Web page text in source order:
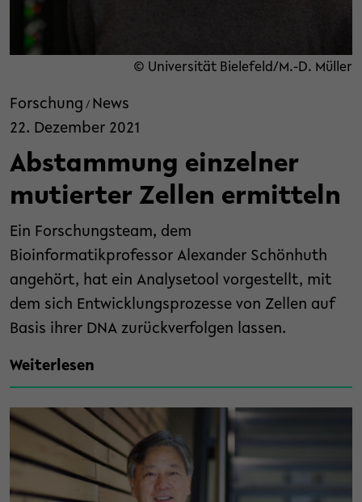
© Universität Bielefeld/M.-D. Müller
Forschung / News
22. Dezember 2021
Abstammung einzelner
mutierter Zellen ermitteln
Ein Forschungsteam, dem
Bioinformatikprofessor Alexander Schönhuth
angehört, hat ein Analysetool vorgestellt, mit
dem sich Entwicklungsprozesse von Zellen auf
Basis ihrer DNA zurückverfolgen lassen.
Weiterlesen